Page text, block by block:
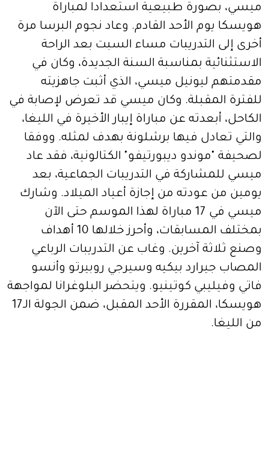
ميسي، بصورة طبيعية استعدادا لمباراة
هويسكا يوم الأحد القادم. وعاد نجوم البرسا مرة
أخرى إلى التدريبات مساء السبت بعد الراحة
الاستثنائية بمناسبة السنة الجديدة، وكان في
مقدمتهم ليونيل ميسي، الذي أثبت جاهزيته
للفترة المقبلة. وكان ميسي قد تعرض لإصابة في
الكاحل، أبعدته عن مباراة إيبار الأخيرة في الليغا،
والتي تعادل فيها برشلونة بهدف لمثله. ووفقا
لصحيفة "موندو ديبورتيفو" الكتالونية، فقد عاد
ميسي للمشاركة في التدريبات الجماعية، بعد
يومين من عودته من إجازة أعياد الميلاد. وشارك
ميسي في 17 مباراة لهذا الموسم حتى الآن
بمختلف المسابقات، وأحرز خلالها 10 أهداف
وصنع ثلاثة آخرين. وغاب عن التدريبات الرباعي
المصاب جيرارد بيكيه وسيرجي روبيرتو وأنسو
فاتي وفيليبي كوتينيو. ويتحضر البلوغرانا لمواجهة
هويسكا، المقررة الأحد المقبل، ضمن الجولة الـ17
من الليغا.